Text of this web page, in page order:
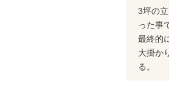
3坪の
った事
最終的
大掛か
る。